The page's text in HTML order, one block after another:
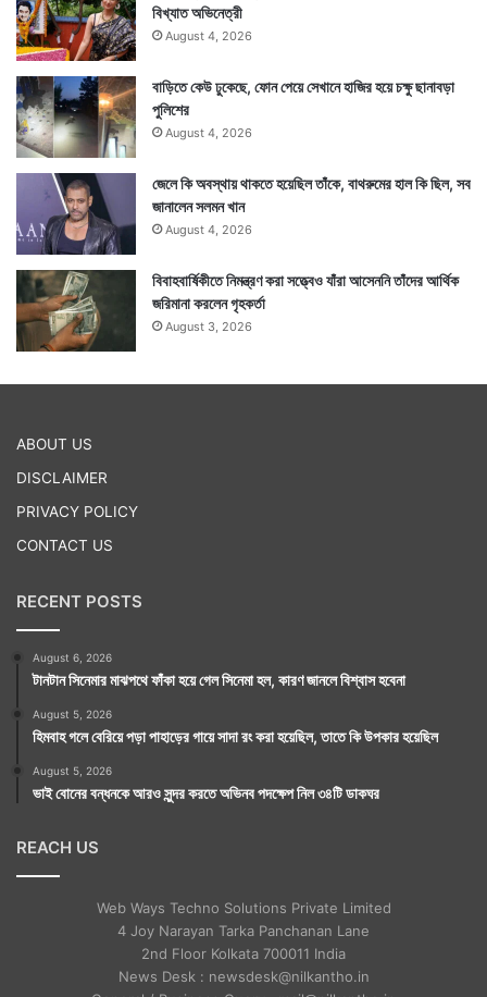
বিখ্যাত অভিনেত্রী
August 4, 2026
বাড়িতে কেউ ঢুকেছে, ফোন পেয়ে সেখানে হাজির হয়ে চক্ষু ছানাবড়া
পুলিশের
August 4, 2026
জেলে কি অবস্থায় থাকতে হয়েছিল তাঁকে, বাথরুমের হাল কি ছিল, সব
জানালেন সলমন খান
August 4, 2026
বিবাহবার্ষিকীতে নিমন্ত্রণ করা সত্ত্বেও যাঁরা আসেননি তাঁদের আর্থিক
জরিমানা করলেন গৃহকর্তা
August 3, 2026
ABOUT US
DISCLAIMER
PRIVACY POLICY
CONTACT US
RECENT POSTS
August 6, 2026
টানটান সিনেমার মাঝপথে ফাঁকা হয়ে গেল সিনেমা হল, কারণ জানলে বিশ্বাস হবেনা
August 5, 2026
হিমবাহ গলে বেরিয়ে পড়া পাহাড়ের গায়ে সাদা রং করা হয়েছিল, তাতে কি উপকার হয়েছিল
August 5, 2026
ভাই বোনের বন্ধনকে আরও সুন্দর করতে অভিনব পদক্ষেপ নিল ৩৪টি ডাকঘর
REACH US
Web Ways Techno Solutions Private Limited
4 Joy Narayan Tarka Panchanan Lane
2nd Floor Kolkata 700011 India
News Desk : newsdesk@nilkantho.in